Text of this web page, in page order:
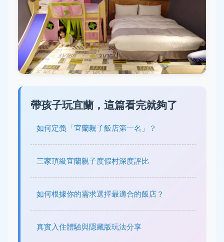
帶孩子玩宜蘭，這篇看完就夠了
如何定義「宜蘭親子飯店第一名」？
三家頂級宜蘭親子度假村深度評比
如何根據你的需求選擇最適合的飯店？
真實入住體驗與隱藏版玩法分享